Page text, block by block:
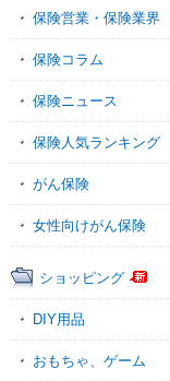
保険営業・保険業界
保険コラム
保険ニュース
保険人気ランキング
がん保険
女性向けがん保険
ショッピング
DIY用品
おもちゃ、ゲーム